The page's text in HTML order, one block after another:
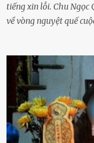
tiếng xin lỗi. Chu Ngọc
về vòng nguyệt quế
chưa phù hợp, gây
Trường THPT
khoản Chu Vinh là
của nhà trường. Nam
vòng nguyệt quế cuộc
năm thứ 24. Quá trình